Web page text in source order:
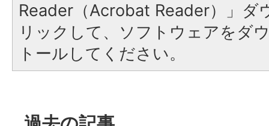
Reader（Acrobat Reader）」ダ
リックして、ソフトウェアをダ
トールしてください。